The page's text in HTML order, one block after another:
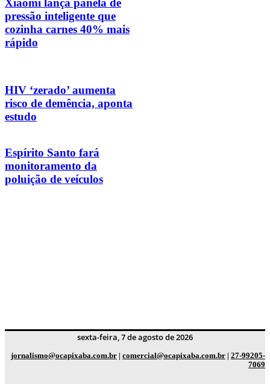
Xiaomi lança panela de
pressão inteligente que
cozinha carnes 40% mais
rápido
HIV ‘zerado’ aumenta
risco de demência, aponta
estudo
Espírito Santo fará
monitoramento da
poluição de veículos
sexta-feira, 7 de agosto de 2026
jornalismo@ocapixaba.com.br | comercial@ocapixaba.com.br | 27-99205-
7069